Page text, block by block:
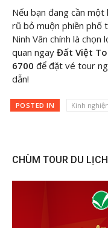
Nếu bạn đang cần một
rũ bỏ muộn phiền phố
Ninh Vân chính là
quan ngay Đất Việt
6700 để đặt vé tour
dẫn!
POSTED IN Kinh
CHÙM TOUR DU